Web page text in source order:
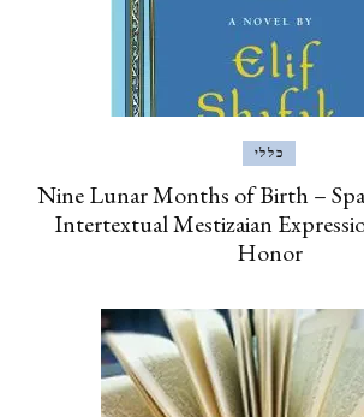
כללי
Nine Lunar Months of Birth –
Intertextual Mestizaian
Honor